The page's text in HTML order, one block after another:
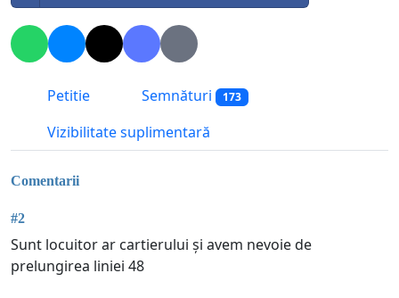
Petitie Semnături 173
Vizibilitate suplimentară
Comentarii
#2
Sunt locuitor ar cartierului și avem nevoie de
prelungirea liniei 48